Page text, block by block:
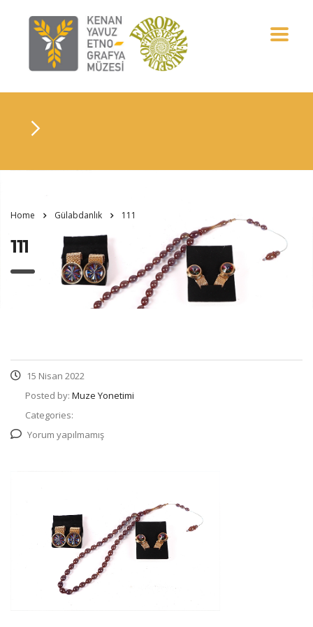
Home Gülabdanlık 111
111
15 Nisan 2022
Posted by: Muze Yonetimi
Categories:
Yorum yapılmamış